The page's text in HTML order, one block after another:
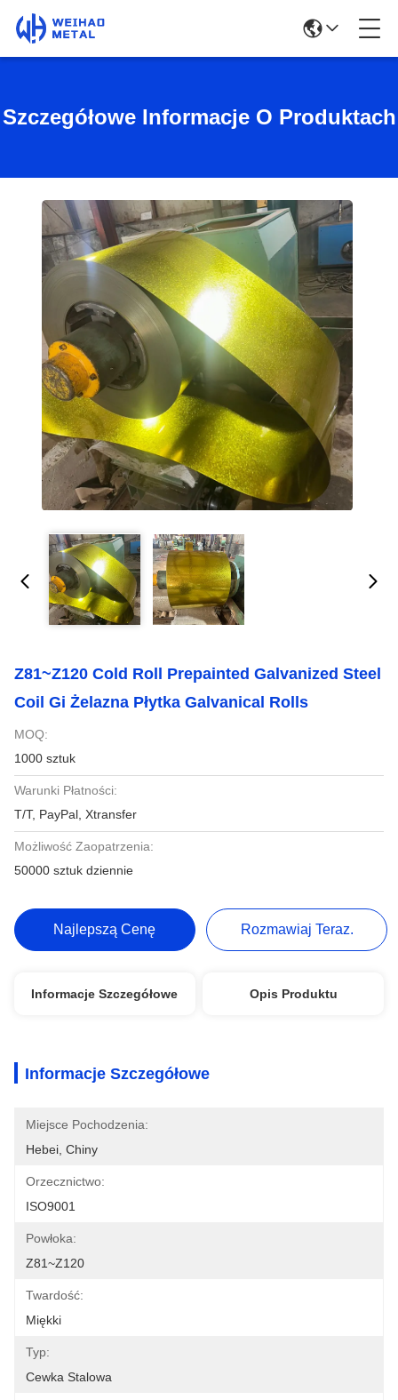
Szczegółowe Informacje O Produktach
Z81~Z120 Cold Roll Prepainted Galvanized Steel
Coil Gi Żelazna Płytka Galvanical Rolls
MOQ:
1000 sztuk
Warunki Płatności:
T/T, PayPal, Xtransfer
Możliwość Zaopatrzenia:
50000 sztuk dziennie
Najlepszą Cenę Rozmawiaj Teraz.
Informacje Szczegółowe Opis Produktu
Informacje Szczegółowe
Miejsce Pochodzenia:
Hebei, Chiny
Orzecznictwo:
ISO9001
Powłoka:
Z81~Z120
Twardość:
Miękki
Typ:
Cewka Stalowa